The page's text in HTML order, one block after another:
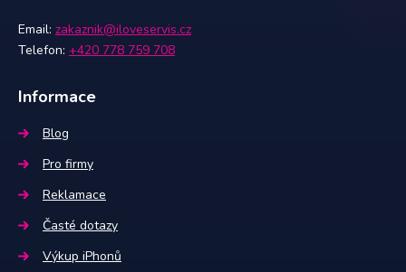
Email: zakaznik@iloveservis.cz
Telefon: +420 778 759 708
Informace
Blog
Pro firmy
Reklamace
Časté dotazy
Výkup iPhonů